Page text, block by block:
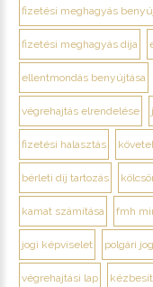
fizetési meghagyás
fizetési meghagyás díja
ellentmondás benyújtása
végrehajtás elrendelése
fizetési halasztás
bérleti díj tartozás
kamat számítása fmh
jogi képviselet polgári jog
végrehajtási lap